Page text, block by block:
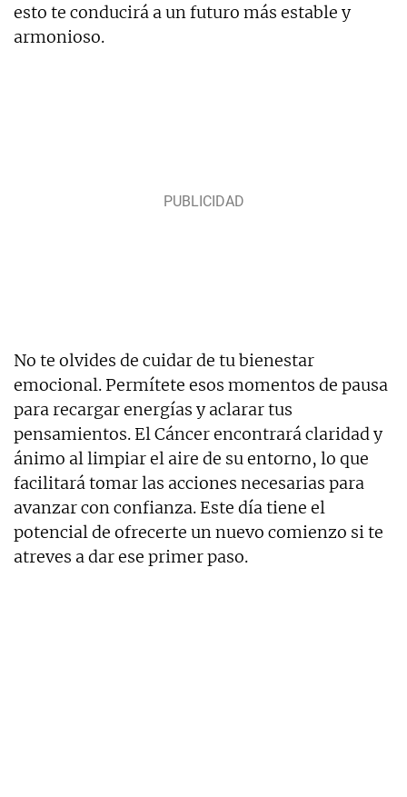
esto te conducirá a un futuro más estable y
armonioso.
No te olvides de cuidar de tu bienestar
emocional. Permítete esos momentos de pausa
para recargar energías y aclarar tus
pensamientos. El Cáncer encontrará claridad y
ánimo al limpiar el aire de su entorno, lo que
facilitará tomar las acciones necesarias para
avanzar con confianza. Este día tiene el
potencial de ofrecerte un nuevo comienzo si te
atreves a dar ese primer paso.